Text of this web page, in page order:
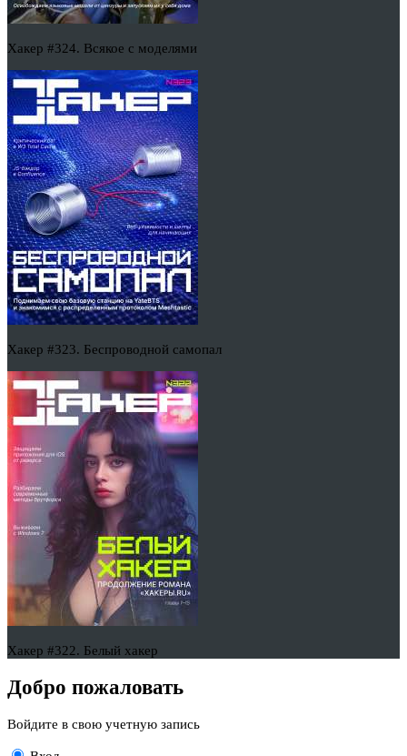
Хакер #324. Всякое с моделями
Хакер #323. Беспроводной самопал
Хакер #322. Белый хакер
Добро пожаловать
Войдите в свою учетную запись